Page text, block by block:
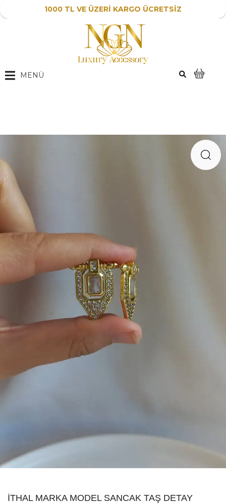
1000 TL VE ÜZERİ KARGO ÜCRETSİZ
MENÜ
İTHAL MARKA MODEL SANCAK TAŞ DETAY